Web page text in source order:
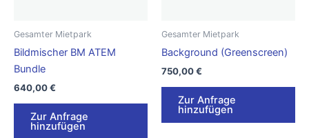
Gesamter Mietpark
Bildmischer BM ATEM
Bundle
640,00€
Zur Anfrage
hinzufügen
Gesamter Mietpark
Background (Greenscreen)
750,00€
Zur Anfrage
hinzufügen